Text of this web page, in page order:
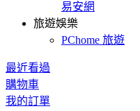
易安網
旅遊娛樂
PChome 旅遊
最近看過
購物車
我的訂單